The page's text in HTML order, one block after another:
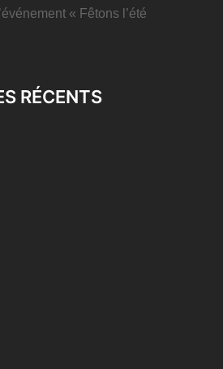
« Fêtons l’été
RÉCENTS